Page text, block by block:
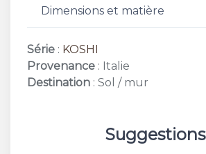
Dimensions et matière
Série : KOSHI
Provenance : Italie
Destination : Sol / mur
Suggestions